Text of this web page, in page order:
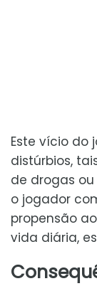
Este vício do
distúrbios,
de drogas
o jogador
propensão
vida diária,